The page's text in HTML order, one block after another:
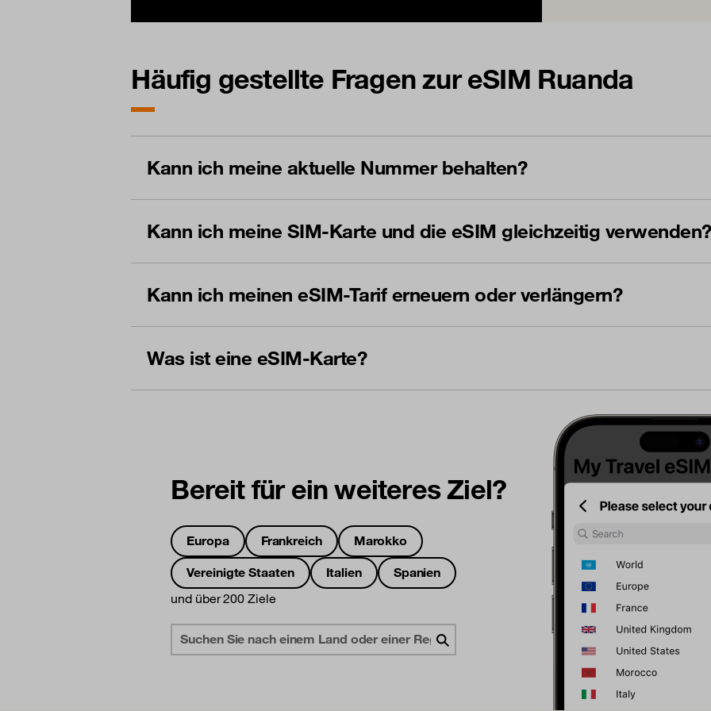
Häufig gestellte Fragen zur eSIM Ruanda
Kann ich meine aktuelle Nummer behalten?
Kann ich meine SIM-Karte und die eSIM gleichzeitig verwenden?
Kann ich meinen eSIM-Tarif erneuern oder verlängern?
Was ist eine eSIM-Karte?
Bereit für ein weiteres Ziel?
Europa Frankreich
Marokko
Vereinigte Staaten
Italien
Spanien
und über 200 Ziele